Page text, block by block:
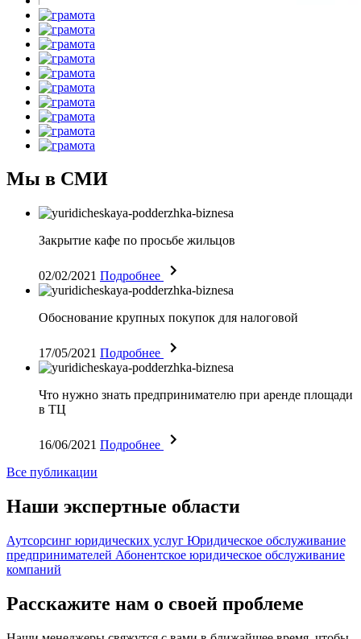
Мы в СМИ
Закрытие кафе по просьбе жильцов
02/02/2021 Подробнее
Обоснование крупных покупок для налоговой
17/05/2021 Подробнее
Что нужно знать предпринимателю при аренде площади
в ТЦ
16/06/2021 Подробнее
Все публикации
Наши экспертные области
Аутсорсинг юридических услуг Юридическое обслуживание
предпринимателей Абонентское юридическое обслуживание
компаний
Расскажите нам о своей проблеме